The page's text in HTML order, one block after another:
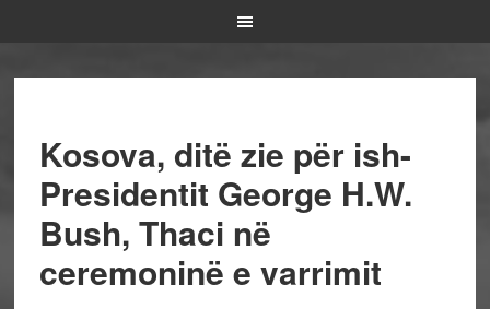
Kosova, ditë zie për ish-
Presidentit George H.W.
Bush, Thaci në
ceremoninë e varrimit